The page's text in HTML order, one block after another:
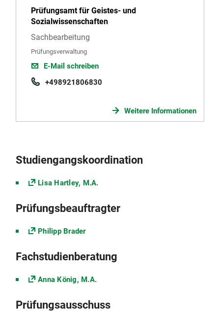
Prüfungsamt für Geistes- und
Sozialwissenschaften
Sachbearbeitung
Prüfungsverwaltung
E-Mail schreiben
+498921806830
Weitere Informationen
Studiengangskoordination
Lisa Hartley, M.A.
Prüfungsbeauftragter
Philipp Brader
Fachstudienberatung
Anna König, M.A.
Prüfungsausschuss